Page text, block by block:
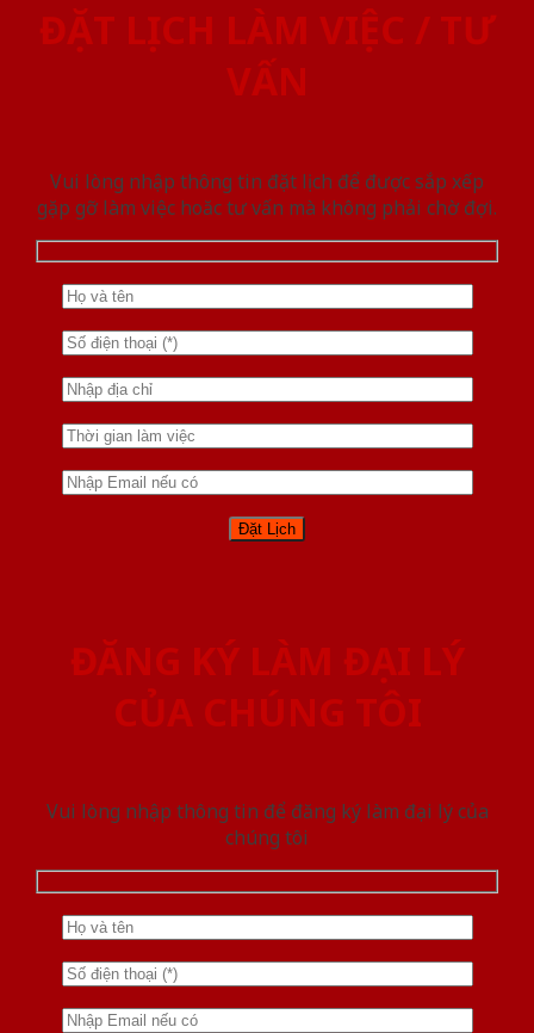
ĐẶT LỊCH LÀM VIỆC / TƯ
VẤN
Vui lòng nhập thông tin đặt lịch để được sắp xếp
gặp gỡ làm việc hoăc tư vấn mà không phải chờ đợi.
ĐĂNG KÝ LÀM ĐẠI LÝ
CỦA CHÚNG TÔI
Vui lòng nhập thông tin để đăng ký làm đại lý của
chúng tôi